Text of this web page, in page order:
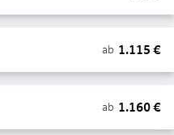
ab 1.115 €
ab 1.160€